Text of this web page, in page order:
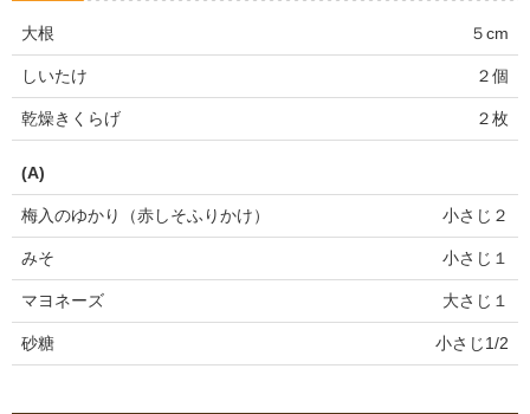
大根 ５cm
しいたけ ２個
乾燥きくらげ ２枚
(A)
梅入のゆかり（赤しそふりかけ） 小さじ２
みそ 小さじ１
マヨネーズ 大さじ１
砂糖 小さじ1/2